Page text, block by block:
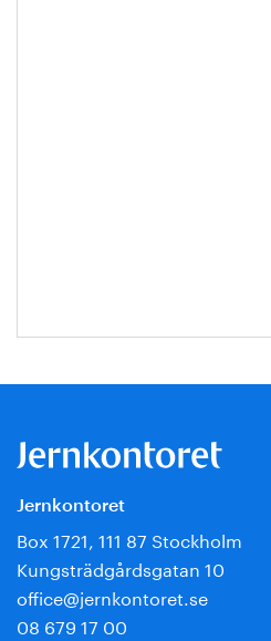
Jernkontoret
Box 1721, 111 87 Stockholm
Kungsträdgårdsgatan 10
office@jernkontoret.se
08 679 17 00